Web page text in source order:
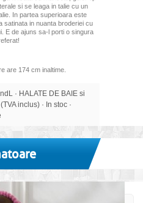
si se leaga in talie cu un
In partea superioara este
satinata in nuanta broderiei cu
E de ajuns sa-l porti o singura
are 174 cm inaltime.
· HALATE DE BAIE si
inclus) · In stoc ·